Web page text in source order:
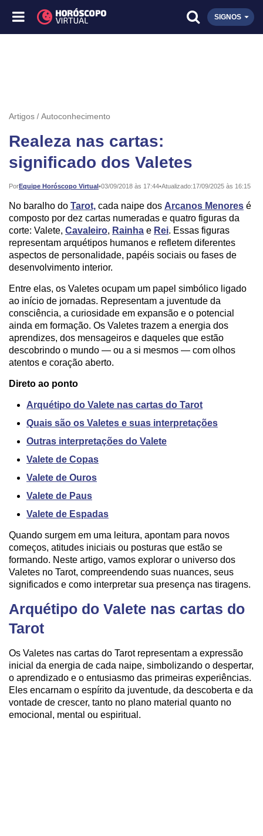
SIGNOS
Artigos Autoconhecimento
Realeza nas cartas:
significado dos Valetes
PorEquipe Horóscopo Virtual•
Publicado: 03/09/2018 às 17:44•Atualizado:17/09/2025 às 16:15
No baralho do Tarot, cada naipe dos Arcanos Menores é
composto por dez cartas numeradas e quatro figuras da
corte: Valete, Cavaleiro, Rainha e Rei. Essas figuras
representam arquétipos humanos e refletem diferentes
aspectos de personalidade, papéis sociais ou fases de
desenvolvimento interior.
Entre elas, os Valetes ocupam um papel simbólico ligado
ao início de jornadas. Representam a juventude da
consciência, a curiosidade em expansão e o potencial
ainda em formação. Os Valetes trazem a energia dos
aprendizes, dos mensageiros e daqueles que estão
descobrindo o mundo — ou a si mesmos — com olhos
atentos e coração aberto.
Direto ao ponto
Arquétipo do Valete nas cartas do Tarot
Quais são os Valetes e suas interpretações
Outras interpretações do Valete
Valete de Copas
Valete de Ouros
Valete de Paus
Valete de Espadas
Quando surgem em uma leitura, apontam para novos
começos, atitudes iniciais ou posturas que estão se
formando. Neste artigo, vamos explorar o universo dos
Valetes no Tarot, compreendendo suas nuances, seus
significados e como interpretar sua presença nas tiragens.
Arquétipo do Valete nas cartas do
Tarot
Os Valetes nas cartas do Tarot representam a expressão
inicial da energia de cada naipe, simbolizando o despertar,
o aprendizado e o entusiasmo das primeiras experiências.
Eles encarnam o espírito da juventude, da descoberta e da
vontade de crescer, tanto no plano material quanto no
emocional, mental ou espiritual.